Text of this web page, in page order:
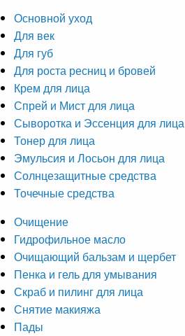
Основной уход
Для век
Для губ
Для роста ресниц и бровей
Крем для лица
Спрей и Мист для лица
Сыворотка и Эссенция для лица
Тонер для лица
Эмульсия и Лосьон для лица
Солнцезащитные средства
Точечные средства
Очищение
Гидрофильное масло
Очищающий бальзам и щербет
Пенка и гель для умывания
Скраб и пилинг для лица
Снятие макияжа
Пады